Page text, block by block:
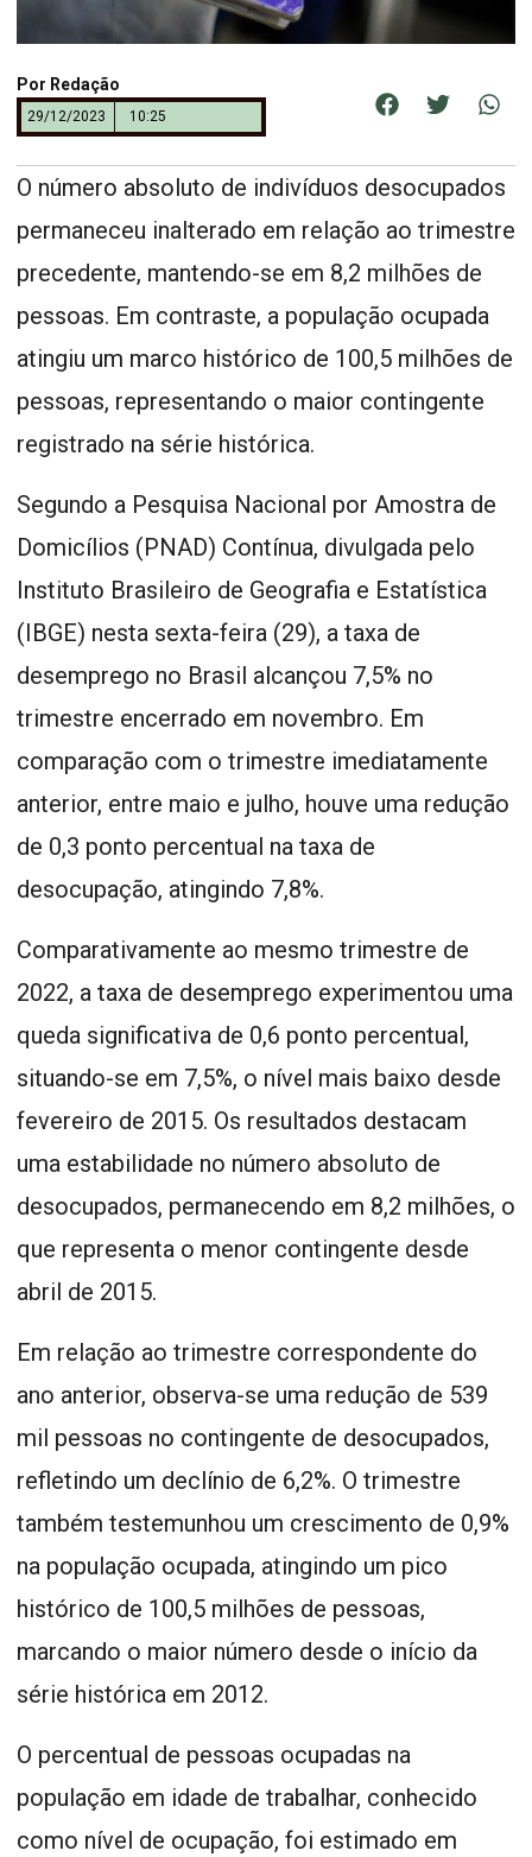
Por Redação
29/12/2023 10:25
O número absoluto de indivíduos desocupados
permaneceu inalterado em relação ao trimestre
precedente, mantendo-se em 8,2 milhões de
pessoas. Em contraste, a população ocupada
atingiu um marco histórico de 100,5 milhões de
pessoas, representando o maior contingente
registrado na série histórica.
Segundo a Pesquisa Nacional por Amostra de
Domicílios (PNAD) Contínua, divulgada pelo
Instituto Brasileiro de Geografia e Estatística
(IBGE) nesta sexta-feira (29), a taxa de
desemprego no Brasil alcançou 7,5% no
trimestre encerrado em novembro. Em
comparação com o trimestre imediatamente
anterior, entre maio e julho, houve uma redução
de 0,3 ponto percentual na taxa de
desocupação, atingindo 7,8%.
Comparativamente ao mesmo trimestre de
2022, a taxa de desemprego experimentou uma
queda significativa de 0,6 ponto percentual,
situando-se em 7,5%, o nível mais baixo desde
fevereiro de 2015. Os resultados destacam
uma estabilidade no número absoluto de
desocupados, permanecendo em 8,2 milhões, o
que representa o menor contingente desde
abril de 2015.
Em relação ao trimestre correspondente do
ano anterior, observa-se uma redução de 539
mil pessoas no contingente de desocupados,
refletindo um declínio de 6,2%. O trimestre
também testemunhou um crescimento de 0,9%
na população ocupada, atingindo um pico
histórico de 100,5 milhões de pessoas,
marcando o maior número desde o início da
série histórica em 2012.
O percentual de pessoas ocupadas na
população em idade de trabalhar, conhecido
como nível de ocupação, foi estimado em